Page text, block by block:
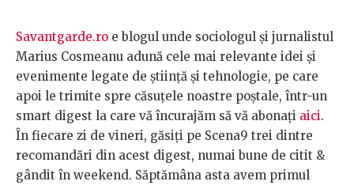
Savantgarde.ro e blogul unde sociologul și jurnalistul
Marius Cosmeanu adună cele mai relevante idei și
evenimente legate de știință și tehnologie, pe care
apoi le trimite spre căsuțele noastre poștale, într-un
smart digest la care vă încurajăm să vă abonați aici.
În fiecare zi de vineri, găsiți pe Scena9 trei dintre
recomandări din acest digest, numai bune de citit &
gândit în weekend. Săptămâna asta avem primul